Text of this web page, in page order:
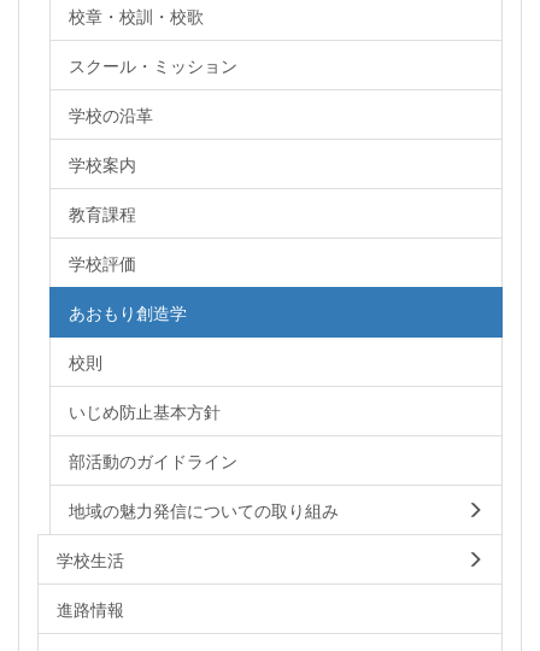
校章・校訓・校歌
スクール・ミッション
学校の沿革
学校案内
教育課程
学校評価
あおもり創造学
校則
いじめ防止基本方針
部活動のガイドライン
地域の魅力発信についての取り組み
学校生活
進路情報